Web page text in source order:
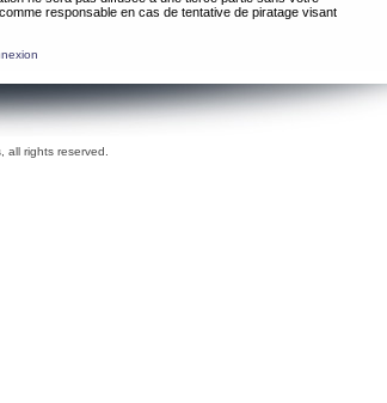
responsable en cas de tentative de piratage visant
rights reserved.